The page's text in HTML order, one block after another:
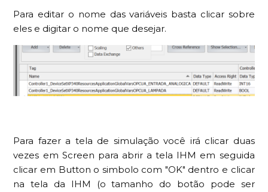
Para editar o nome das variáveis basta clicar sobre
eles e digitar o nome que desejar.
Para fazer a tela de simulação você irá clicar duas
vezes em Screen para abrir a tela IHM em seguida
clicar em Button o simbolo com "OK" dentro e clicar
na tela da IHM (o tamanho do botão pode ser